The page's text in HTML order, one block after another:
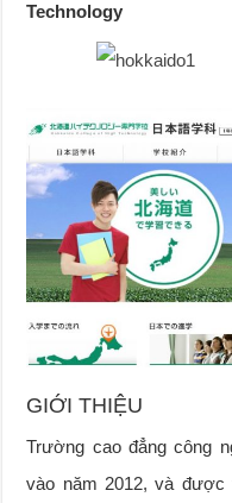
Technology
GIỚI THIỆU
Trường cao đẳng công
vào năm 2012, và được